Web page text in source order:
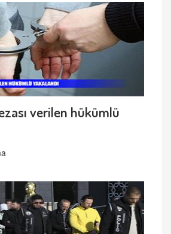
verilen hükümlü